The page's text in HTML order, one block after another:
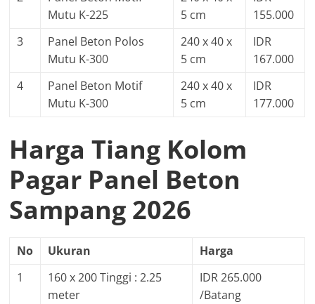
Mutu K-225
5 cm
155.000
3
Panel Beton Polos
Mutu K-300
240 x 40 x
5 cm
IDR
167.000
4
Panel Beton Motif
Mutu K-300
240 x 40 x
5 cm
IDR
177.000
Harga Tiang Kolom
Pagar Panel Beton
Sampang 2026
No Ukuran
Harga
1
160 x 200 Tinggi : 2.25
meter
IDR 265.000
/Batang